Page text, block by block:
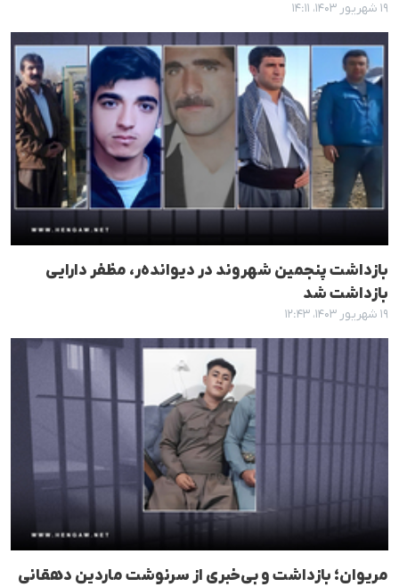
۱۹ شهریور ۱۴۰۳، ۱۴:۱۱
بازداشت پنجمین شهروند در دیواندەر، مظفر دارایی
بازداشت شد
۱۹ شهریور ۱۴۰۳، ۱۲:۴۳
مریوان؛ بازداشت و بی‌خبری از سرنوشت ماردین دهقانی